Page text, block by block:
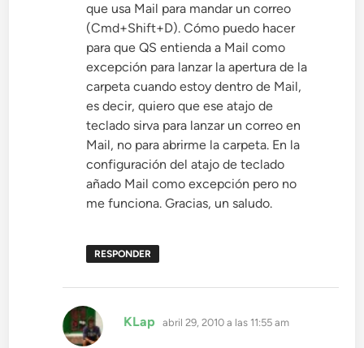
que usa Mail para mandar un correo
(Cmd+Shift+D). Cómo puedo hacer
para que QS entienda a Mail como
excepción para lanzar la apertura de la
carpeta cuando estoy dentro de Mail,
es decir, quiero que ese atajo de
teclado sirva para lanzar un correo en
Mail, no para abrirme la carpeta. En la
configuración del atajo de teclado
añado Mail como excepción pero no
me funciona. Gracias, un saludo.
RESPONDER
KLap dice:
abril 29, 2010 a las 11:55 am